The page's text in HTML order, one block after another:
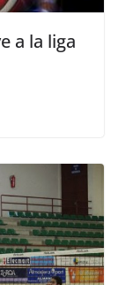
a la liga